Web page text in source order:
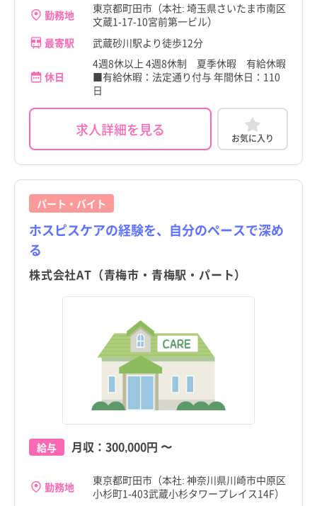
勤務地
東京都町田市（本社: 埼玉県さいたま市南区
文蔵1-17-10宮前第一ビル）
最寄駅
武蔵砂川駅より徒歩12分
休日
4週8休以上 4週8休制 夏季休暇 有給休暇
■有給休暇：法定通り付与 年間休日：110
日
求人詳細を見る お気に入り
パート・バイト
ホスピスケアの経験を、自分のペースで深め
る
株式会社AT（青梅市・青梅駅・パート）
給与 月収： 300,000円 〜
勤務地
東京都町田市（本社: 神奈川県川崎市中原区
小杉町1-403武蔵小杉タワープレイス14F）